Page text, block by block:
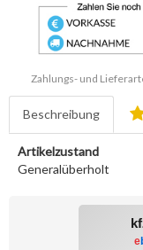
Zahlungs- und
Beschreibung
Artikelzustand
Generalüberholt
e